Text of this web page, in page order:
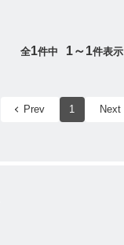
全1件中 1～1件表示
Prev 1 Next